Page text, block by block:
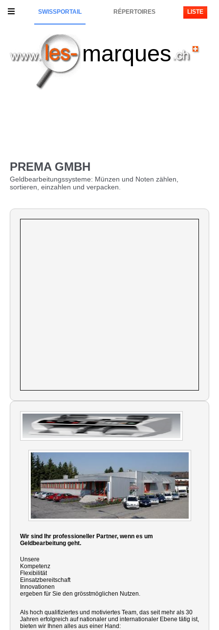
SWISSPORTAIL RÉPERTOIRES LISTE
marques
PREMA GMBH
Geldbearbeitungssysteme: Münzen und Noten zählen,
sortieren, einzahlen und verpacken.
Wir sind Ihr professioneller Partner, wenn es um
Geldbearbeitung geht.
Unsere
Kompetenz
Flexibilität
Einsatzbereitschaft
Innovationen
ergeben für Sie den grösstmöglichen Nutzen.
Als hoch qualifiziertes und motiviertes Team, das seit mehr als 30
Jahren erfolgreich auf nationaler und internationaler Ebene tätig ist,
bieten wir Ihnen alles aus einer Hand: